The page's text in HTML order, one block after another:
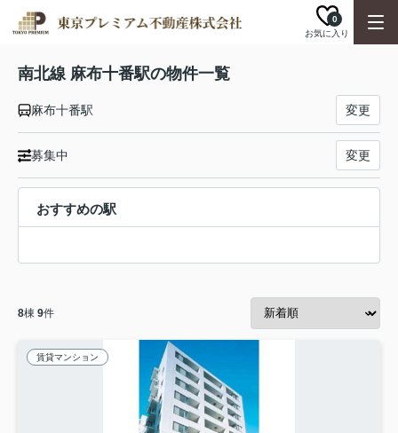
お気に入り
0
南北線 麻布十番駅の物件一覧
麻布十番駅 変更
募集中 変更
おすすめの駅
8棟 9件
賃貸マンション